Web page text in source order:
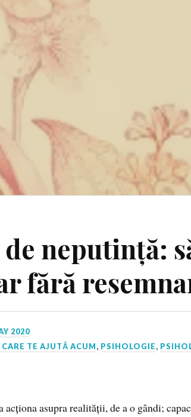
neputință:
fără
2020
TE AJUTĂ ACUM, PSIHOLOGIE,
acționa asupra realității, de a o gândi;